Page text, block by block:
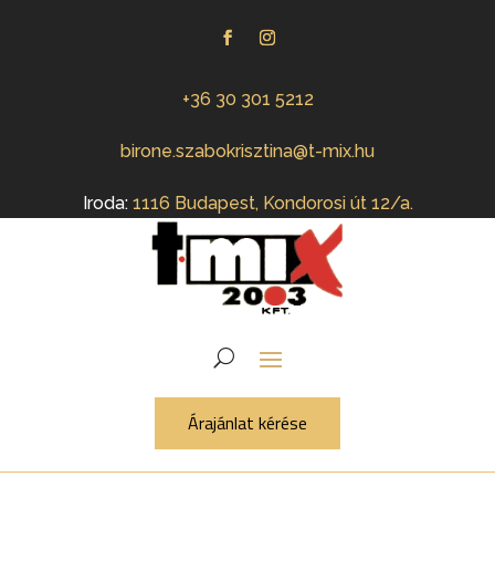
+36 30 301 5212
birone.szabokrisztina@t-mix.hu
Iroda: 1116 Budapest, Kondorosi út 12/a.
Árajánlat kérése